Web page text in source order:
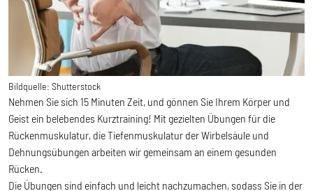
Bildquelle: Shutterstock
Nehmen Sie sich 15 Minuten Zeit, und gönnen Sie Ihrem Körper und
Geist ein belebendes Kurztraining! Mit gezielten Übungen für die
Rückenmuskulatur, die Tiefenmuskulatur der Wirbelsäule und
Dehnungsübungen arbeiten wir gemeinsam an einem gesunden
Rücken.
Die Übungen sind einfach und leicht nachzumachen, sodass Sie in der